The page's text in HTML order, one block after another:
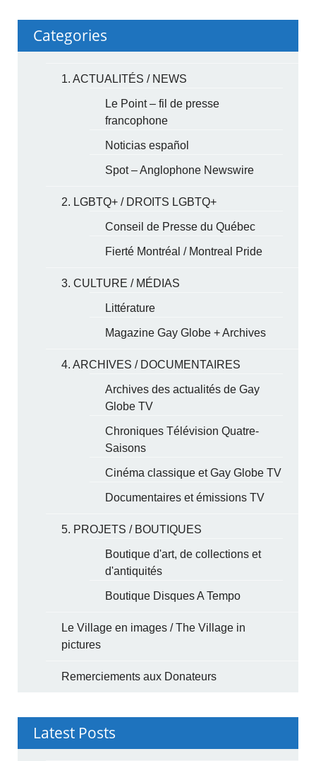
Categories
1. ACTUALITÉS / NEWS
Le Point – fil de presse
francophone
Noticias español
Spot – Anglophone Newswire
2. LGBTQ+ / DROITS LGBTQ+
Conseil de Presse du Québec
Fierté Montréal / Montreal Pride
3. CULTURE / MÉDIAS
Littérature
Magazine Gay Globe + Archives
4. ARCHIVES / DOCUMENTAIRES
Archives des actualités de Gay
Globe TV
Chroniques Télévision Quatre-
Saisons
Cinéma classique et Gay Globe TV
Documentaires et émissions TV
5. PROJETS / BOUTIQUES
Boutique d'art, de collections et
d'antiquités
Boutique Disques A Tempo
Le Village en images / The Village in
pictures
Remerciements aux Donateurs
Latest Posts